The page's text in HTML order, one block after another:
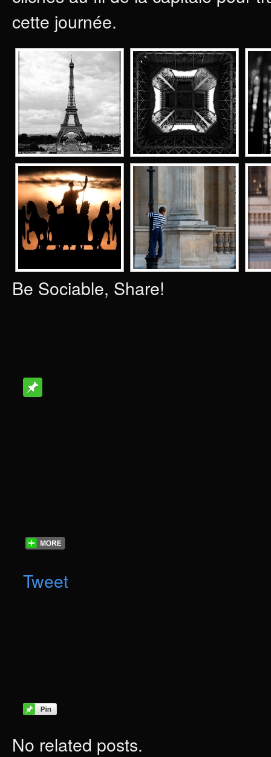
cette journée.
Be Sociable, Share!
Tweet
No related posts.